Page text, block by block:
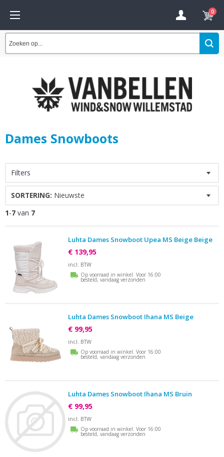
0
Dames Snowboots
Filters
SORTERING: Nieuwste
1-7 van 7
Luhta Dames Snowboot Upea MS Beige Beige
€ 139,95
incl. BTW
Op voorraad in winkel. Voor 16:00
besteld, vandaag verzonden
Luhta Dames Snowboot Ihana MS Beige
€ 99,95
incl. BTW
Op voorraad in winkel. Voor 16:00
besteld, vandaag verzonden
Luhta Dames Snowboot Ihana MS Bruin
€ 99,95
incl. BTW
Op voorraad in winkel. Voor 16:00
besteld, vandaag verzonden